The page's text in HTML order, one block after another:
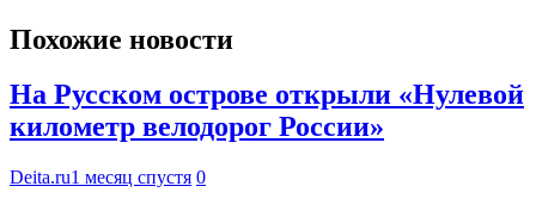
Похожие новости
На Русском острове открыли «Нулевой
километр велодорог России»
Deita.ru1 месяц спустя 0